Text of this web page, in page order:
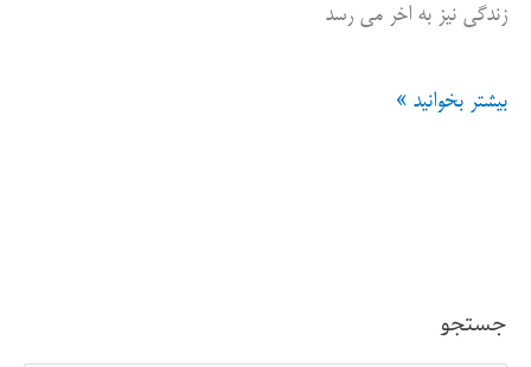
زندگی نیز به اخر می رسد
باران
بیشتر بخوانید »
جستجو